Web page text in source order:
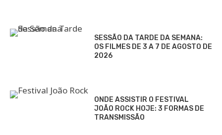
SESSÃO DA TARDE DA SEMANA:
OS FILMES DE 3 A 7 DE AGOSTO DE
2026
ONDE ASSISTIR O FESTIVAL
JOÃO ROCK HOJE: 3 FORMAS DE
TRANSMISSÃO